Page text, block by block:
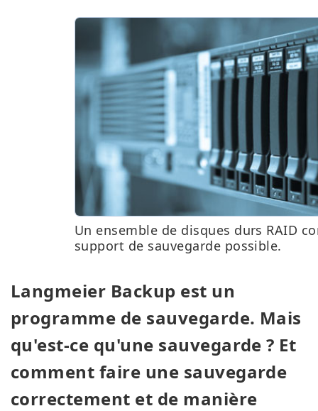
Un ensemble de disques durs RAID
support de sauvegarde possible.
Langmeier Backup est un
programme de sauvegarde. Mais
qu'est-ce qu'une sauvegarde ? Et
comment faire une sauvegarde
correctement et de manière